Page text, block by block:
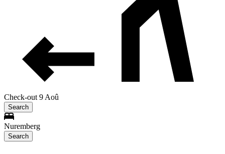
Check-out 9 Aoû
Search
Nuremberg
Search